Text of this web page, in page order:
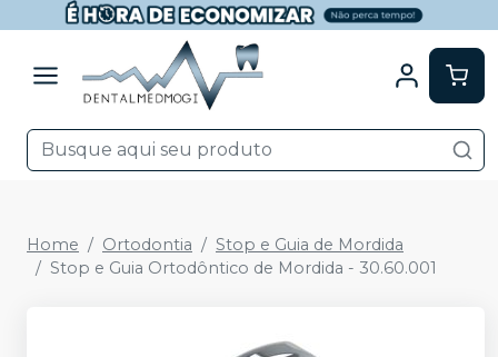
Home Ortodontia
Stop e Guia de Mordida
Stop e Guia Ortodôntico de Mordida - 30.60.001